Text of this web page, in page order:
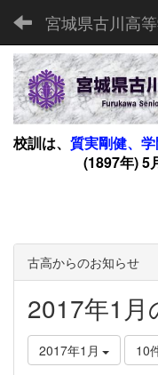
宮城県古川高
校訓は、 質実剛健、
(1897年) 5
古高からのお知らせ
2017年1月
2017年1月 10